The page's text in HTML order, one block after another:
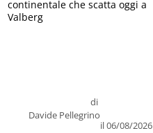
di
Davide Pellegrino
il 06/08/2026
continentale che scatta oggi a
Valberg